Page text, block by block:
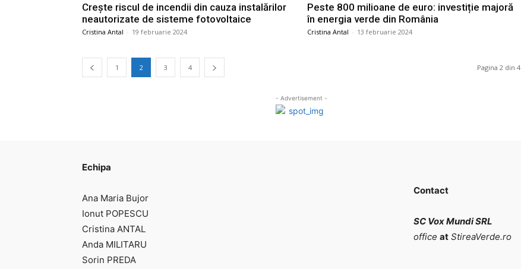
Creşte riscul de incendii din cauza instalărilor
neautorizate de sisteme fotovoltaice
Cristina Antal - 19 februarie 2024
Peste 800 milioane de euro: investiție majoră
în energia verde din România
Cristina Antal - 13 februarie 2024
1 2 3 4 Pagina 2 din 4
- Advertisement -
Echipa
Ana Maria Bujor
Ionut POPESCU
Cristina ANTAL
Anda MILITARU
Sorin PREDA
Contact
SC Vox Mundi SRL
office at StireaVerde.ro